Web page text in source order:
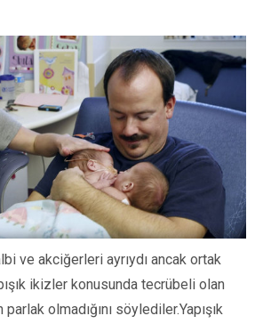
ve akciğerleri ayrıydı ancak ortak
ikizler konusunda tecrübeli olan
olmadığını söylediler.Yapışık